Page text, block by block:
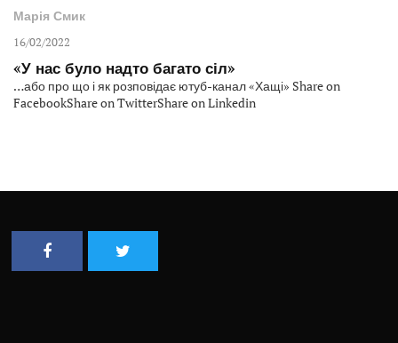
Марія Смик
16/02/2022
«У нас було надто багато сіл»
…або про що і як розповідає ютуб-канал «Хащі» Share on
FacebookShare on TwitterShare on Linkedin